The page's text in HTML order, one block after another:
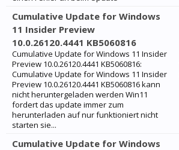
Cumulative Update for Windows
11 Insider Preview
10.0.26120.4441 KB5060816
Cumulative Update for Windows 11 Insider
Preview 10.0.26120.4441 KB5060816:
Cumulative Update for Windows 11 Insider
Preview 10.0.26120.4441 KB5060816 kann
nicht heruntergeladen werden Win11
fordert das update immer zum
herunterladen auf nur funktioniert nicht
starten sie...
Cumulative Update for Windows